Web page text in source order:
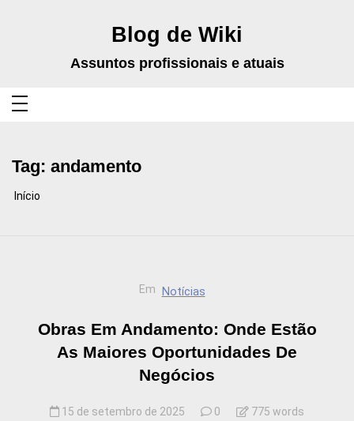
Blog de Wiki
Assuntos profissionais e atuais
Tag: andamento
Início
Em Notícias
Obras Em Andamento: Onde Estão
As Maiores Oportunidades De
Negócios
15 de setembro de 2025 0 775 words